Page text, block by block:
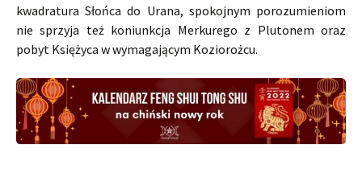
kwadratura Słońca do Urana, spokojnym porozumieniom
nie sprzyja też koniunkcja Merkurego z Plutonem oraz
pobyt Księżyca w wymagającym Koziorożcu.